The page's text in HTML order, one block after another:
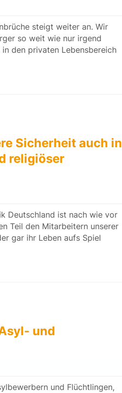
steigt weiter an. Wir
so weit wie nur irgend
den privaten Lebensbereich
Sicherheit auch in
religiöser
Deutschland ist nach wie vor
Teil den Mitarbeitern unserer
gar ihr Leben aufs Spiel
und
und Flüchtlingen,